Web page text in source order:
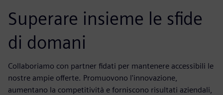
Superare insieme le sfide
di domani
Collaboriamo con partner fidati per mantenere accessibili le
nostre ampie offerte. Promuovono l'innovazione,
aumentano la competitività e forniscono risultati aziendali,